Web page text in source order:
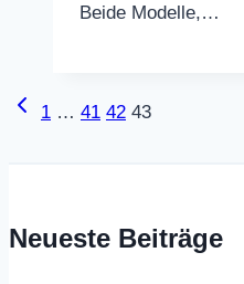
Beide Modelle,…
Seitennavigation
Vorherige
1 … 41 42 43
Neueste Beiträge